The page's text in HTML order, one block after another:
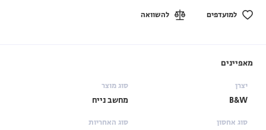
למועדפים להשוואה
מאפיינים
יצרן
B&W
סוג מוצר
מחשב נייח
סוג אחסון סוג האחריות